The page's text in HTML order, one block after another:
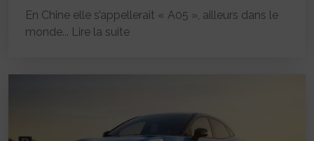
En Chine elle s’appellerait « A05 », ailleurs dans le
monde... Lire la suite